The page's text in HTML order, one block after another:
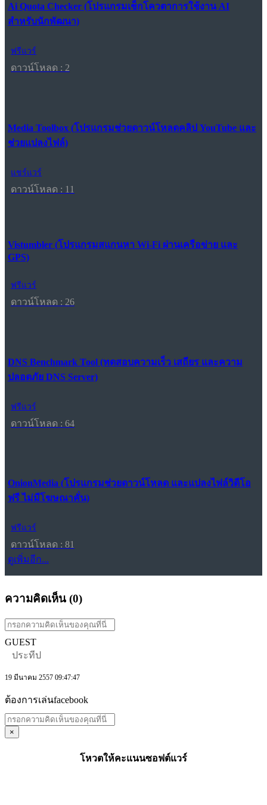
Ai Quota Checker (โปรแกรมเช็กโควตาการใช้งาน AI
สำหรับนักพัฒนา)
ฟรีแวร์
ดาวน์โหลด : 2
Media Toolbox (โปรแกรมช่วยดาวน์โหลดคลิป YouTube และ
ช่วยแปลงไฟล์)
แชร์แวร์
ดาวน์โหลด : 11
Vistumbler (โปรแกรมสแกนหา Wi-Fi ผ่านเครือข่าย และ
GPS)
ฟรีแวร์
ดาวน์โหลด : 26
DNS Benchmark Tool (ทดสอบความเร็ว เสถียร และความ
ปลอดภัย DNS Server)
ฟรีแวร์
ดาวน์โหลด : 64
OnionMedia (โปรแกรมช่วยดาวน์โหลด และแปลงไฟล์วิดีโอ
ฟรี ไม่มีโฆษณาคั่น)
ฟรีแวร์
ดาวน์โหลด : 81
ดูเพิ่มอีก...
ความคิดเห็น (0)
GUEST
ประทีป
19 มีนาคม 2557 09:47:47
ต้องการเล่นfacebook
×
โหวตให้คะแนนซอฟต์แวร์